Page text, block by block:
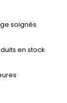
soignés
en stock